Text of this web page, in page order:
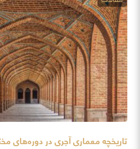
تاریخچه معماری آجری در دوره‌های